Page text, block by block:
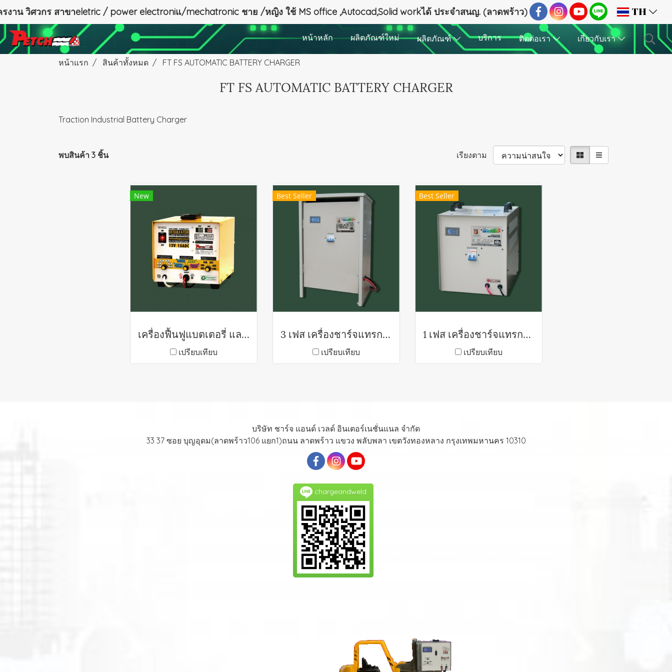
งาน วิศวกร สาขาeletric / power electroniแ/mechatronic ชาย /หญิง ใช้ MS office ,Autocad,Solid workได้ ประจำสนญ. (ลาดพร้าว) TH
หน้าหลัก ผลิตภัณฑ์ใหม่ ผลิตภัณฑ์ บริการ ติดต่อเรา เกี่ยวกับเรา
หน้าแรก สินค้าทั้งหมด FT FS AUTOMATIC BATTERY CHARGER
FT FS AUTOMATIC BATTERY CHARGER
Traction Industrial Battery Charger
พบสินค้า 3 ชิ้น เรียงตาม
New
เครื่องฟื้นฟูแบตเตอรี่ และ ชาร์จแบตเตอรี่อัตโนมัติ
เปรียบเทียบ
Best Seller
3 เฟส เครื่องชาร์จแทรกชั่นแบตเตอรี่
เปรียบเทียบ
Best Seller
1 เฟส เครื่องชาร์จแทรกชั่นแบตเตอรี่
เปรียบเทียบ
บริษัท ชาร์จ แอนด์ เวลด์ อินเตอร์เนชั่นแนล จำกัด
33 37 ซอย บุญอุดม(ลาดพร้าว106 แยก1)ถนน ลาดพร้าว แขวง พลับพลา เขตวังทองหลาง กรุงเทพมหานคร 10310
chargeandweld